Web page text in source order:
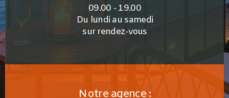
09.00 - 19.00
Du lundi au samedi
sur rendez-vous
Notre agence :